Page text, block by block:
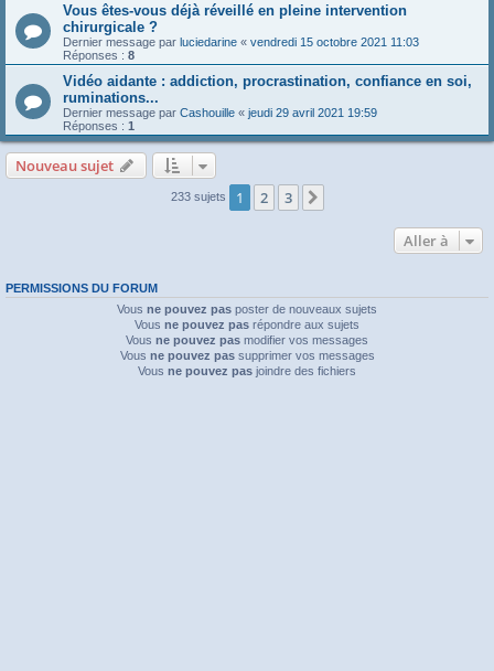
Vous êtes-vous déjà réveillé en pleine intervention
chirurgicale ?
Dernier message par luciedarine « vendredi 15 octobre 2021 11:03
Réponses : 8
Vidéo aidante : addiction, procrastination, confiance en soi,
ruminations...
Dernier message par Cashouille « jeudi 29 avril 2021 19:59
Réponses : 1
Nouveau sujet
233 sujets 1 2 3
Aller à
PERMISSIONS DU FORUM
Vous ne pouvez pas poster de nouveaux sujets
Vous ne pouvez pas répondre aux sujets
Vous ne pouvez pas modifier vos messages
Vous ne pouvez passupprimer vos messages
Vous ne pouvez pas joindre des fichiers